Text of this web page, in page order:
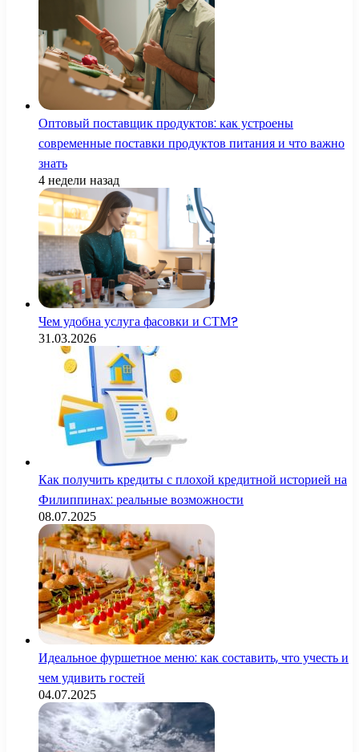
Оптовый поставщик продуктов: как устроены
современные поставки продуктов питания и что важно
знать
4 недели назад
Чем удобна услуга фасовки и СТМ?
31.03.2026
Как получить кредиты с плохой кредитной историей на
Филиппинах: реальные возможности
08.07.2025
Идеальное фуршетное меню: как составить, что учесть и
чем удивить гостей
04.07.2025